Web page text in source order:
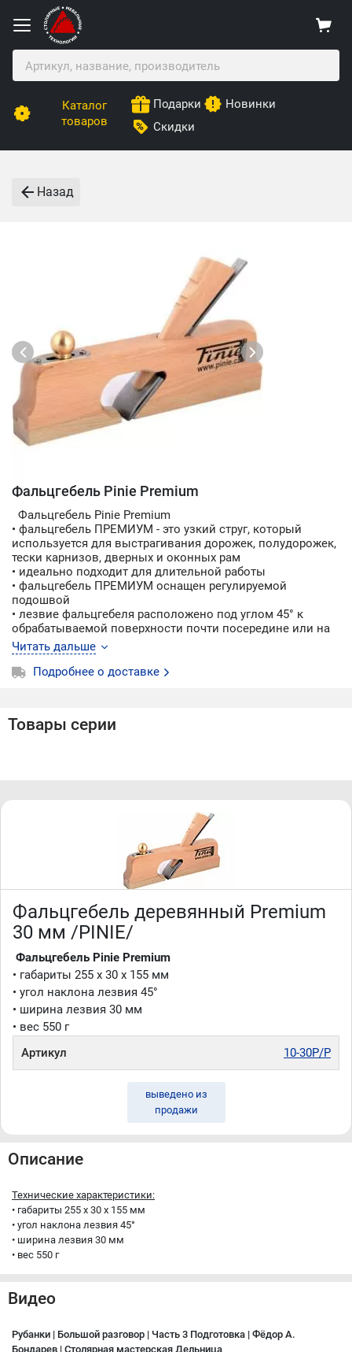
Каталог
товаров
Подарки
Новинки
Скидки
Назад
Фальцгебель Pinie Premium
Фальцгебель Pinie Premium
• фальцгебель ПРЕМИУМ - это узкий струг, который
используется для выстрагивания дорожек, полудорожек,
тески карнизов, дверных и оконных рам
• идеально подходит для длительной работы
• фальцгебель ПРЕМИУМ оснащен регулируемой
подошвой
• лезвие фальцгебеля расположено под углом 45° к
обрабатываемой поверхности почти посередине или на
краю колодки и работает по всей ширине струга
• благодаря простому в употреблении механизму
регулировки возможна быстрая установка ножа
• необходимо помнить, что древесина перед
Читать дальше
Подробнее о доставке
Товары серии
Фальцгебель деревянный Premium
30 мм /PINIE/
Фальцгебель Pinie Premium
• габариты 255 x 30 x 155 мм
• угол наклона лезвия 45°
• ширина лезвия 30 мм
• вес 550 г
Артикул
10-30P/P
выведено из
продажи
Описание
Технические характеристики:
• габариты 255 x 30 x 155 мм
• угол наклона лезвия 45°
• ширина лезвия 30 мм
• вес 550 г
Видео
Рубанки | Большой разговор | Часть 3 Подготовка | Фёдор А.
Бондарев | Столярная мастерская Дельница